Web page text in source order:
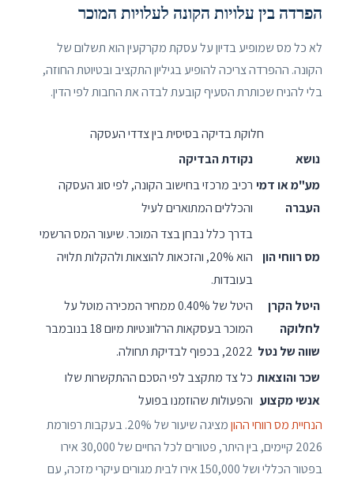
הפרדה בין עלויות הקונה לעלויות המוכר
לא כל מס שמופיע בדיון על עסקת מקרקעין הוא תשלום של
הקונה. ההפרדה צריכה להופיע בגיליון התקציב ובטיוטת החוזה,
בלי להניח שכותרת הסעיף קובעת לבדה את החבות לפי הדין.
חלוקת בדיקה בסיסית בין צדדי העסקה
נושא
נקודת הבדיקה
מע"מ או דמי
העברה
רכיב מרכזי בחישוב הקונה, לפי סוג העסקה
והכללים המתוארים לעיל
מס רווחי הון
בדרך כלל נבחן בצד המוכר. שיעור המס הרשמי
הוא 20%, והזכאות להוצאות ולהקלות תלויה
בעובדות.
היטל הקרן
לחלוקה
שווה של נטל
היטל של 0.40% ממחיר המכירה מוטל על
המוכר בעסקאות הרלוונטיות מיום 18 בנובמבר
2022, בכפוף לבדיקת תחולה.
שכר והוצאות
אנשי מקצוע
כל צד מתקצב לפי הסכם ההתקשרות שלו
והפעולות שהוזמנו בפועל
הנחיית מס רווחי ההון
מציגה שיעור של 20%. בעקבות רפורמת
2026 קיימים, בין היתר, פטורים לכל החיים של 30,000 אירו
בפטור הכללי ושל 150,000 אירו לבית מגורים עיקרי מזכה, עם